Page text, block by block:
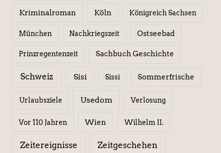
Kriminalroman Köln Königreich Sachsen
München Nachkriegszeit Ostseebad
Prinzregentenzeit Sachbuch Geschichte
Schweiz Sisi Sissi Sommerfrische
Urlaubsziele Usedom Verlosung
Vor 110 Jahren Wien Wilhelm II.
Zeitereignisse Zeitgeschehen